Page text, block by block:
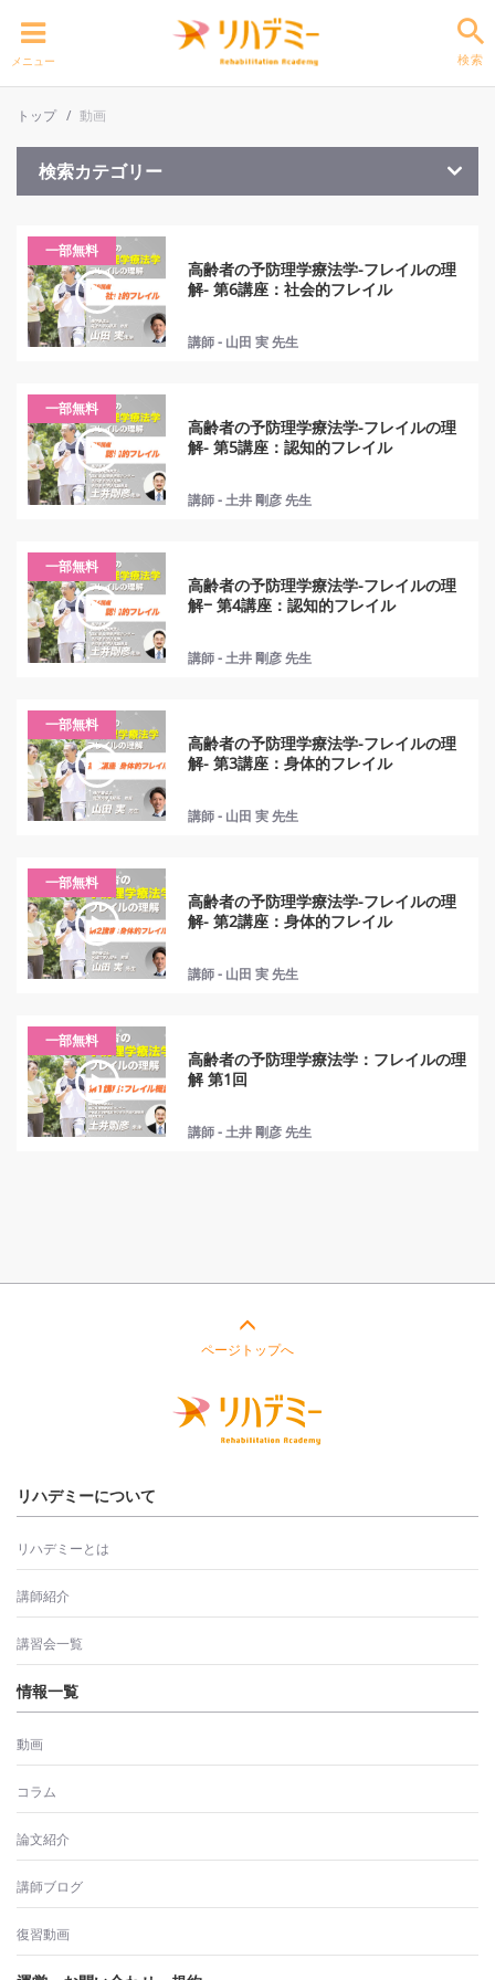
メニュー 検索
トップ 動画
検索カテゴリー
一部無料
高齢者の予防理学療法学-フレイルの理
解- 第6講座：社会的フレイル
講師 - 山田 実 先生
一部無料
高齢者の予防理学療法学-フレイルの理
解- 第5講座：認知的フレイル
講師 - 土井 剛彦 先生
一部無料
高齢者の予防理学療法学-フレイルの理
解− 第4講座：認知的フレイル
講師 - 土井 剛彦 先生
一部無料
高齢者の予防理学療法学-フレイルの理
解- 第3講座：身体的フレイル
講師 - 山田 実 先生
一部無料
高齢者の予防理学療法学-フレイルの理
解- 第2講座：身体的フレイル
講師 - 山田 実 先生
一部無料
高齢者の予防理学療法学：フレイルの理
解 第1回
講師 - 土井 剛彦 先生
ページトップへ
リハデミーについて
リハデミーとは
講師紹介
講習会一覧
情報一覧
動画
コラム
論文紹介
講師ブログ
復習動画